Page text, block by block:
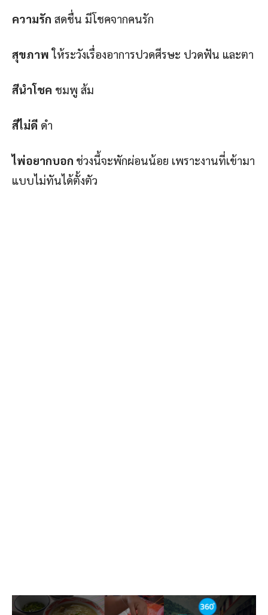
ความรัก สดชื่น มีโชคจากคนรัก
สุขภาพ ให้ระวังเรื่องอาการปวดศีรษะ ปวดฟัน และตา
สีนำโชค ชมพู ส้ม
สีไม่ดี ดำ
ไพ่อยากบอก ช่วงนี้จะพักผ่อนน้อย เพราะงานที่เข้ามา
แบบไม่ทันได้ตั้งตัว